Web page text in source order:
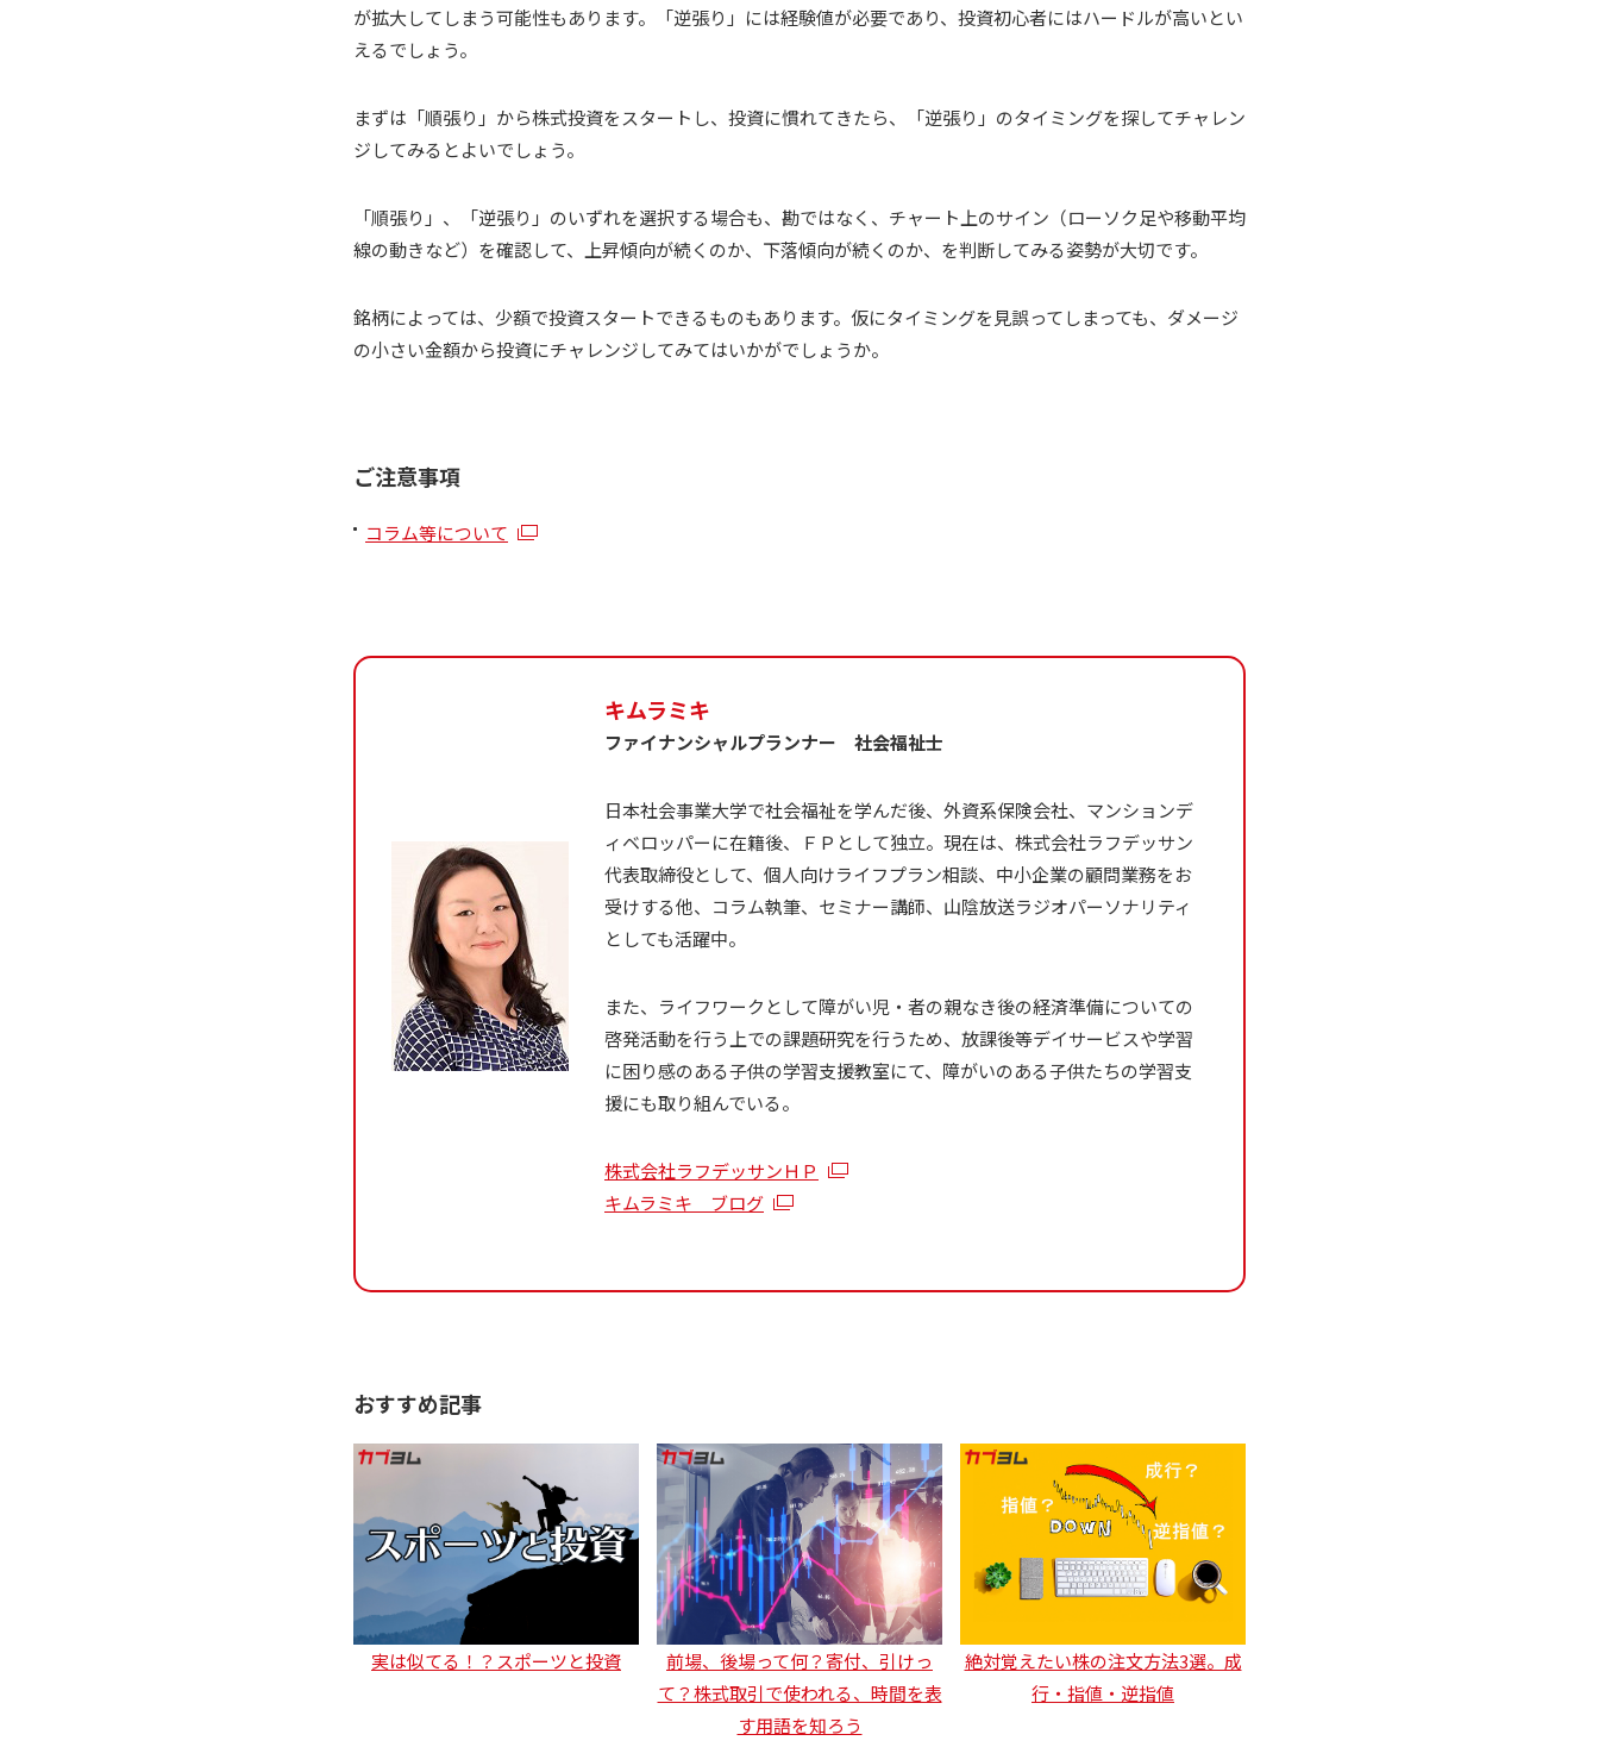
が拡大してしまう可能性もあります。「逆張り」には経験値が必要であり、投資初心者にはハードルが高いとい
えるでしょう。
まずは「順張り」から株式投資をスタートし、投資に慣れてきたら、「逆張り」のタイミングを探してチャレン
ジしてみるとよいでしょう。
「順張り」、「逆張り」のいずれを選択する場合も、勘ではなく、チャート上のサイン（ローソク足や移動平均
線の動きなど）を確認して、上昇傾向が続くのか、下落傾向が続くのか、を判断してみる姿勢が大切です。
銘柄によっては、少額で投資スタートできるものもあります。仮にタイミングを見誤ってしまっても、ダメージ
の小さい金額から投資にチャレンジしてみてはいかがでしょうか。
ご注意事項
コラム等について
キムラミキ
ファイナンシャルプランナー 社会福祉士
日本社会事業大学で社会福祉を学んだ後、外資系保険会社、マンションデ
ィベロッパーに在籍後、ＦＰとして独立。現在は、株式会社ラフデッサン
代表取締役として、個人向けライフプラン相談、中小企業の顧問業務をお
受けする他、コラム執筆、セミナー講師、山陰放送ラジオパーソナリティ
としても活躍中。
また、ライフワークとして障がい児・者の親なき後の経済準備についての
啓発活動を行う上での課題研究を行うため、放課後等デイサービスや学習
に困り感のある子供の学習支援教室にて、障がいのある子供たちの学習支
援にも取り組んでいる。
株式会社ラフデッサンＨＰ
キムラミキ ブログ
おすすめ記事
実は似てる！？スポーツと投資
前場、後場って何？寄付、引けっ
て？株式取引で使われる、時間を表
す用語を知ろう
絶対覚えたい株の注文方法3選。成
行・指値・逆指値